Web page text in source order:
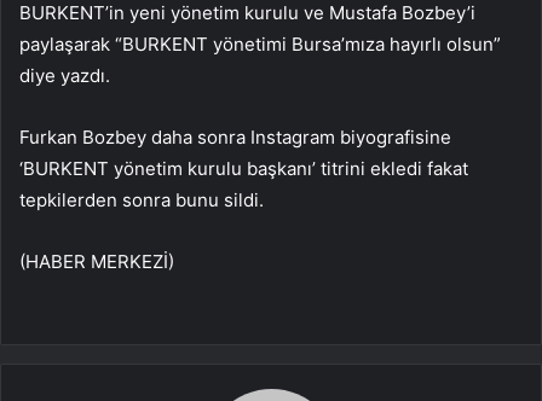
BURKENT’in yeni yönetim kurulu ve Mustafa Bozbey’i
paylaşarak “BURKENT yönetimi Bursa’mıza hayırlı olsun”
diye yazdı.
Furkan Bozbey daha sonra Instagram biyografisine
‘BURKENT yönetim kurulu başkanı’ titrini ekledi fakat
tepkilerden sonra bunu sildi.
(HABER MERKEZİ)